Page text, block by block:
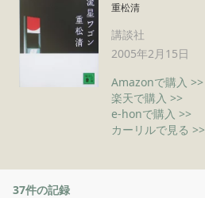
重松清
講談社
2005年2月15日
Amazonで購入 >>
楽天で購入 >>
e-honで購入 >>
カーリルで見る >>
37件の記録